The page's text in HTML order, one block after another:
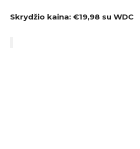
Skrydžio kaina: €19,98 su WDC